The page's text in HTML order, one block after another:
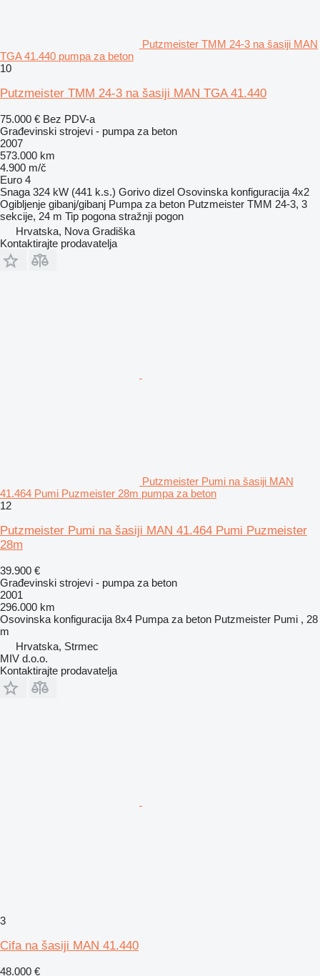
Putzmeister TMM 24-3 na šasiji MAN
TGA 41.440 pumpa za beton
10
Putzmeister TMM 24-3 na šasiji MAN TGA 41.440
75.000 € Bez PDV-a
Građevinski strojevi - pumpa za beton
2007
573.000 km
4.900 m/č
Euro 4
Snaga 324 kW (441 k.s.) Gorivo dizel Osovinska konfiguracija 4x2
Ogibljenje gibanj/gibanj Pumpa za beton Putzmeister TMM 24-3, 3
sekcije, 24 m Tip pogona stražnji pogon
Hrvatska, Nova Gradiška
Kontaktirajte prodavatelja
Putzmeister Pumi na šasiji MAN
41.464 Pumi Puzmeister 28m pumpa za beton
12
Putzmeister Pumi na šasiji MAN 41.464 Pumi Puzmeister
28m
39.900 €
Građevinski strojevi - pumpa za beton
2001
296.000 km
Osovinska konfiguracija 8x4 Pumpa za beton Putzmeister Pumi , 28
m
Hrvatska, Strmec
MIV d.o.o.
Kontaktirajte prodavatelja
3
Cifa na šasiji MAN 41.440
48.000 €